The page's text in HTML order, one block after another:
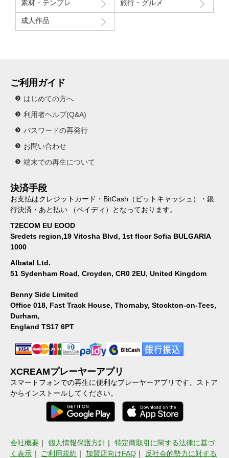
素材・テンプレ 旅行・グルメ
成人作品
ご利用ガイド
はじめての方へ
利用者ヘルプ(Q&A)
パスワードの再発行
お問い合わせ
端末での再生について
決済手段
お支払はクレジットカード・BitCash（ビットキャッシュ）・銀
行決済・あと払い （ペイディ）となっております。
T2ECOM EU EOOD
Sredets region,19 Vitosha Blvd, 1st floor Sofia BULGARIA
1000
Albatal Ltd.
51 Sydenham Road, Croyden, CR0 2EU, United Kingdom
Benny Side Limited
Office 018, Fast Track House, Thornaby, Stockton-on-Tees,
Durham,
England TS17 6PT
XCREAMプレーヤーアプリ
スマートフォンでの再生に便利なプレーヤーアプリです。ストア
からインストールしてください。
会社概要 ｜ 個人情報保護方針 ｜ 特定商取引に関する法律に基づ
く表示 ｜ ご利用規約 ｜ 加盟店向けFAQ ｜ 反社会的勢力に対する